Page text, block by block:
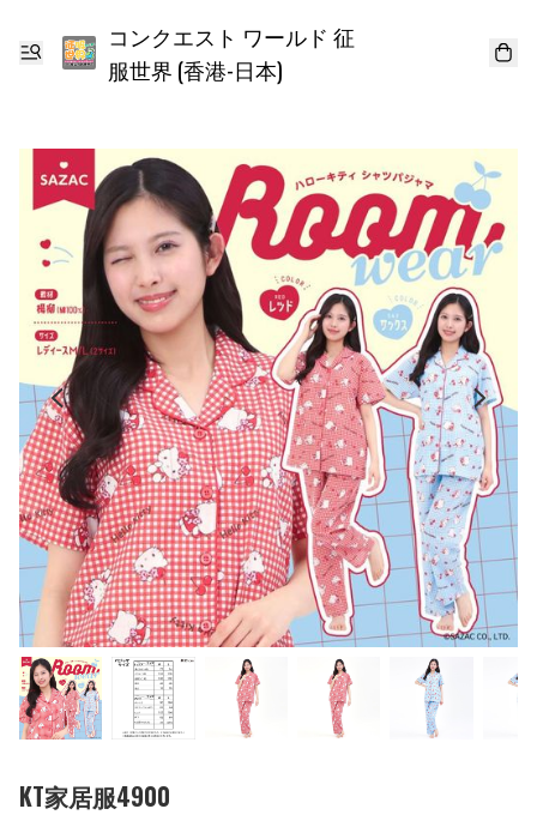
コンクエスト ワールド 征
服世界 (香港-日本)
KT家居服4900